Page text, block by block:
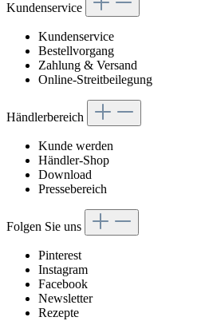
Kundenservice
Kundenservice
Bestellvorgang
Zahlung & Versand
Online-Streitbeilegung
Händlerbereich
Kunde werden
Händler-Shop
Download
Pressebereich
Folgen Sie uns
Pinterest
Instagram
Facebook
Newsletter
Rezepte